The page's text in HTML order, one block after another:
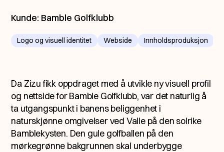
Kunde: Bamble Golfklubb
Logo og visuell identitet Webside Innholdsproduksjon
Da Zizu fikk oppdraget med å utvikle ny visuell profil
og nettside for Bamble Golfklubb, var det naturlig å
ta utgangspunkt i banens beliggenhet i
naturskjønne omgivelser ved Valle på den solrike
Bamblekysten. Den gule golfballen på den
mørkegrønne bakgrunnen skal underbygge